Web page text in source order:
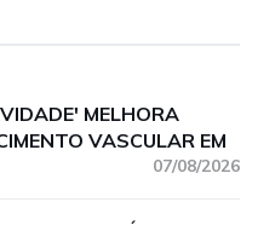
MELHORA
VASCULAR EM
07/08/2026